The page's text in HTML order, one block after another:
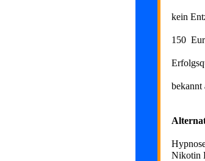
kein
150